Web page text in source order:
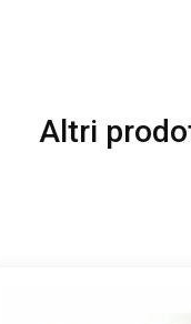
Altri